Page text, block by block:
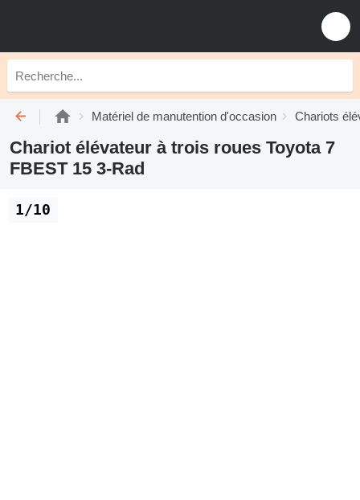
Matériel de manutention d'occasion Chariots
Chariot élévateur à trois roues Toyota 7
FBEST 15 3-Rad
1/10